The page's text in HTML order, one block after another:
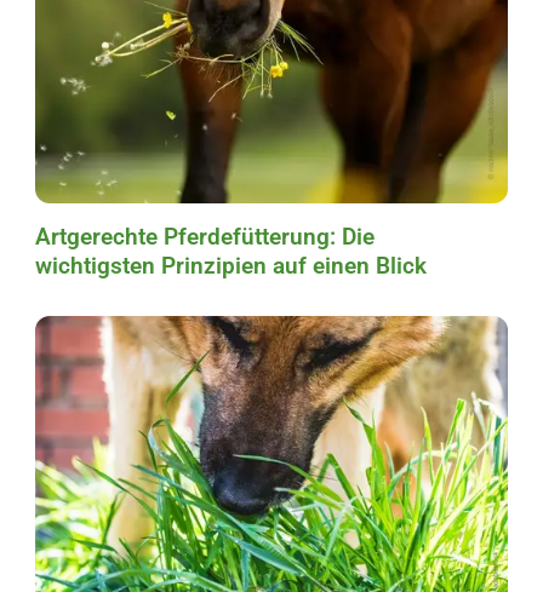
Artgerechte Pferdefütterung: Die
wichtigsten Prinzipien auf einen Blick